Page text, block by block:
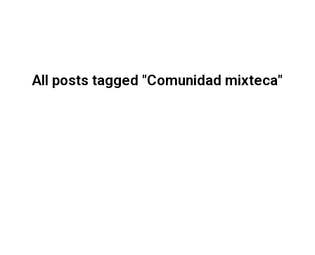
All posts tagged "Comunidad mixteca"